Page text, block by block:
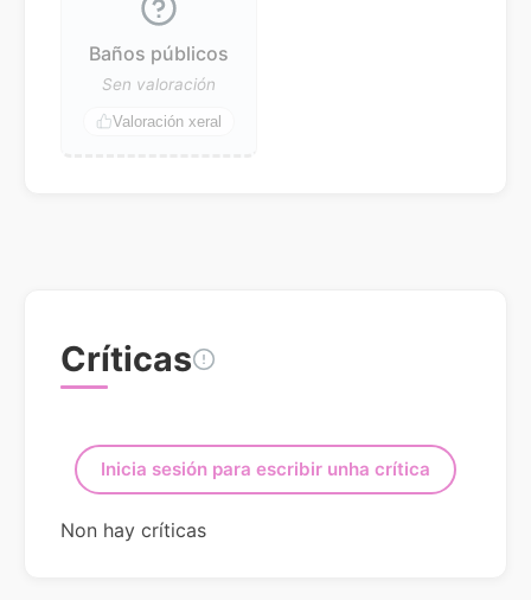
Baños públicos
Sen valoración
Valoración xeral
Críticas
Inicia sesión para escribir unha crítica
Non hay críticas